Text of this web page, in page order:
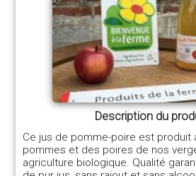
Description du
Ce jus de pomme-poire est produit
pommes et des poires de nos
agriculture biologique. Qualité